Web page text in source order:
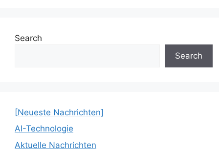
Search
Search
[Neueste Nachrichten]
AI-Technologie
Aktuelle Nachrichten